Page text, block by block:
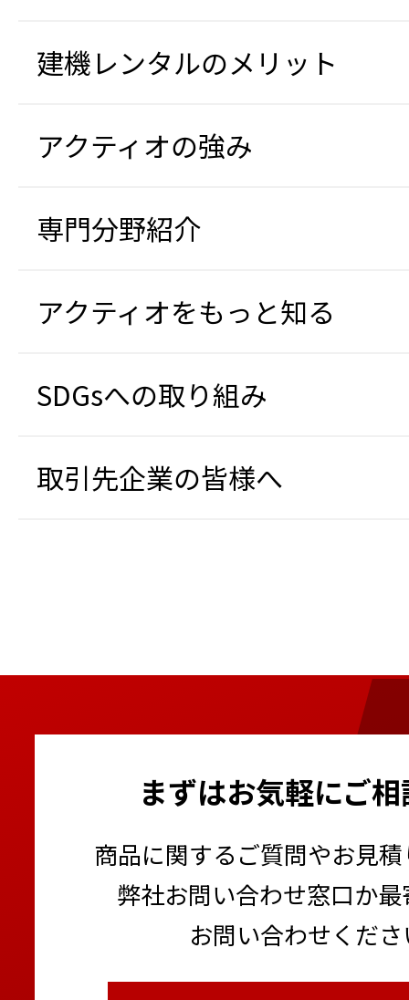
建機レンタルのメリット
アクティオの強み
専門分野紹介
アクティオをもっと知る
SDGsへの取り組み
取引先企業の皆様へ
まずはお気軽にご
商品に関するご質問やお見
弊社お問い合わせ窓口か
お問い合わせくだ